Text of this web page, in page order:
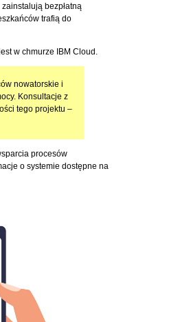
bezpłatną
trafią do
w chmurze IBM Cloud.
nowatorskie i
Konsultacje z
tego projektu –
procesów
o systemie dostępne na